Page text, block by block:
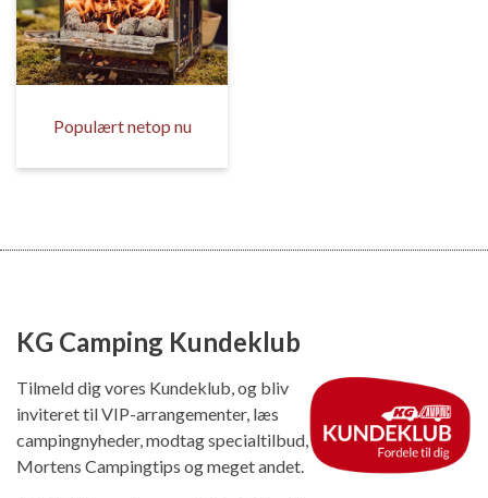
Populært netop nu
KG Camping Kundeklub
Tilmeld dig vores Kundeklub, og bliv
inviteret til VIP-arrangementer, læs
campingnyheder, modtag specialtilbud,
Mortens Campingtips og meget andet.